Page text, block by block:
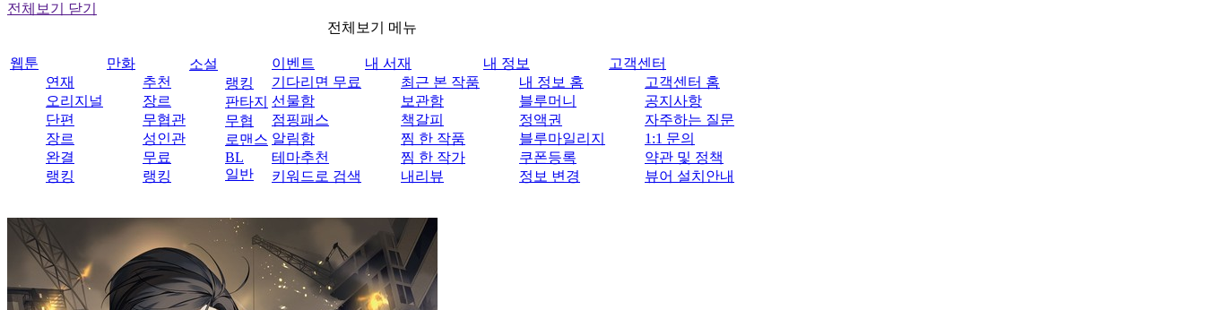
전체보기 닫기
전체보기 메뉴
웹툰
연재
오리지널
단편
장르
완결
랭킹
만화
추천
장르
무협관
성인관
무료
랭킹
소설
랭킹
판타지
무협
로맨스
BL
일반
이벤트
기다리면 무료
선물함
점핑패스
알림함
테마추천
키워드로 검색
내 서재
최근 본 작품
보관함
책갈피
찜 한 작품
찜 한 작가
내리뷰
내 정보
내 정보 홈
블루머니
정액권
블루마일리지
쿠폰등록
정보 변경
고객센터
고객센터 홈
공지사항
자주하는 질문
1:1 문의
약관 및 정책
뷰어 설치안내